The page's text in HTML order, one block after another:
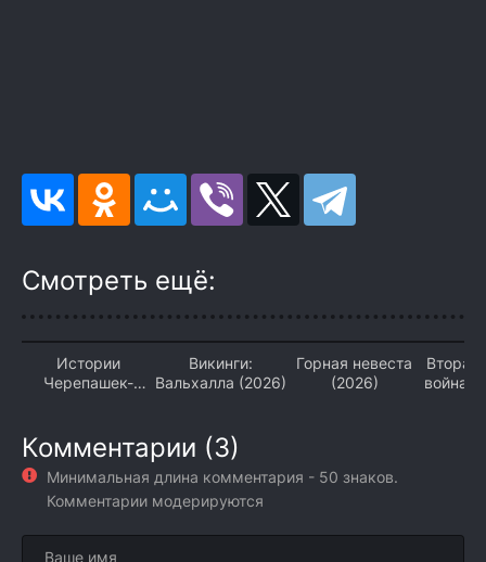
Смотреть ещё:
Истории
Черепашек-
Викинги:
Вальхалла (2026)
Горная невеста
(2026)
Вторая
война:
Комментарии (3)
Минимальная длина комментария - 50 знаков.
Комментарии модерируются